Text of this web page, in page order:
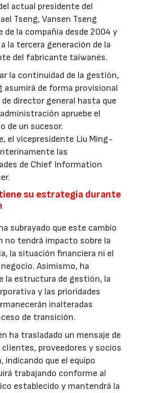
actual presidente del
Tseng, Vansen Tseng
de la compañía desde 2004 y
la tercera generación de la
del fabricante taiwanés.
la continuidad de la gestión,
asumirá de forma provisional
director general hasta que
apruebe el
de un sucesor.
el vicepresidente Liu Ming-
las
de Chief Information
su estrategia durante
subrayado que este cambio
no tendrá impacto sobre la
la situación financiera ni el
Asimismo, ha
la estructura de gestión, la
y las prioridades
inalteradas
de transición.
ha trasladado un mensaje de
proveedores y socios
indicando que el equipo
trabajando conforme al
establecido y mantendrá la